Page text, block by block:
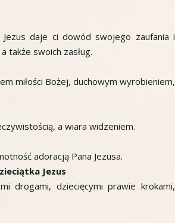
daje ci dowód swojego zaufania i
także swoich zasług.
miłości Bożej, duchowym wyrobieniem,
a wiara widzeniem.
adoracją Pana Jezusa.
Jezus
drogami, dziecięcymi prawie krokami,